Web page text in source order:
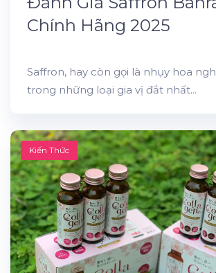
Chính Hãng 2025
Saffron, hay còn gọi là nhụy hoa
trong những loại gia vị đắt nhất...
Kiến Thức